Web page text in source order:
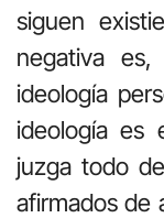
siguen
negativa
ideología
ideología es
juzga todo
afirmados de